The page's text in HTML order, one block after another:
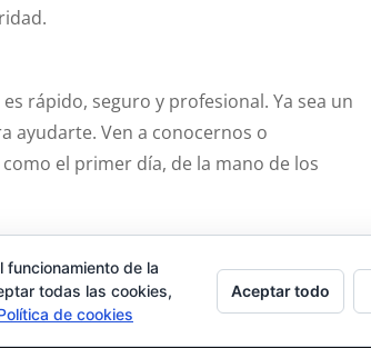
rápido, seguro y profesional. Ya sea un
ayudarte. Ven a conocernos o
el primer día, de la mano de los
Carrito Mi cuenta
de la
todas las cookies,
de cookies
Aceptar todo